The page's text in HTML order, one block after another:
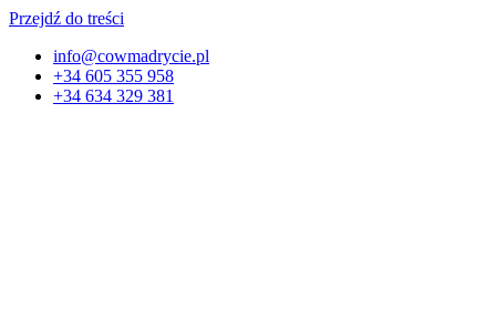
Przejdź do treści
info@cowmadrycie.pl
+34 605 355 958
+34 634 329 381​